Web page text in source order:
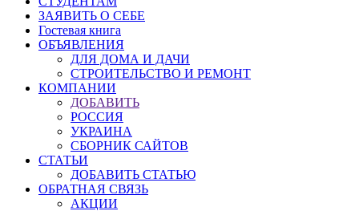
ЗАЯВИТЬ О СЕБЕ
Гостевая книга
ОБЪЯВЛЕНИЯ
ДЛЯ ДОМА И ДАЧИ
СТРОИТЕЛЬСТВО И РЕМОНТ
КОМПАНИИ
ДОБАВИТЬ
РОССИЯ
УКРАИНА
СБОРНИК САЙТОВ
СТАТЬИ
ДОБАВИТЬ СТАТЬЮ
ОБРАТНАЯ СВЯЗЬ
АКЦИИ